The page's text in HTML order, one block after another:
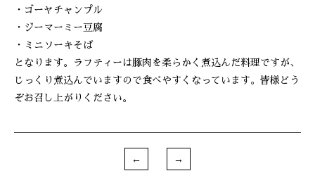
・ゴーヤチャンプル
・ジーマーミー豆腐
・ミニソーキそば
となります。ラフティーは豚肉を柔らかく煮込んだ料理ですが、
じっくり煮込んでいますので食べやすくなっています。皆様どう
ぞお召し上がりください。